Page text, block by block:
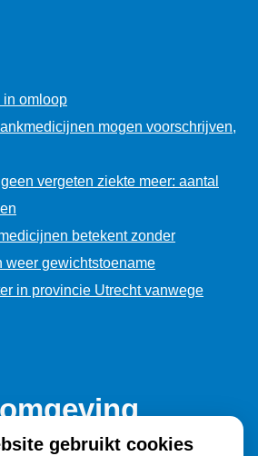
in omloop
mogen voorschrijven,
vergeten ziekte meer: aantal
betekent zonder
weer gewichtstoename
in provincie Utrecht vanwege
gebruikt cookies